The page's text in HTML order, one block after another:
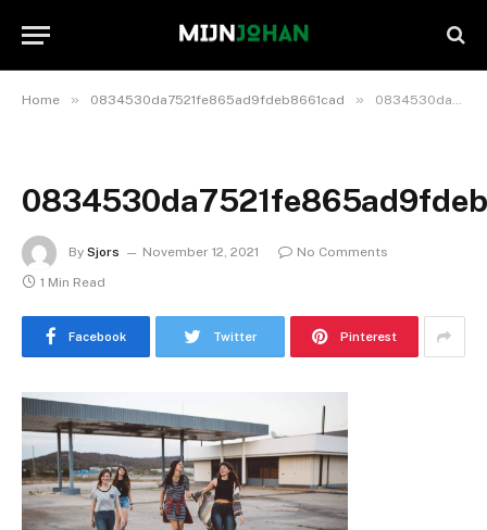
Home » 0834530da7521fe865ad9fdeb8661cad » 0834530da7521fe865ad9fdeb8661cad
By Sjors November 12, 2021
No Comments
1 Min Read
Facebook Twitter Pinterest